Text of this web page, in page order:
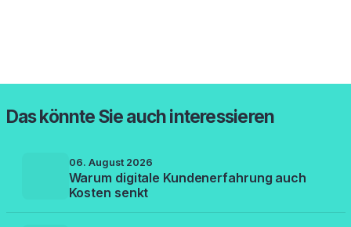
Das könnte Sie auch interessieren
06. August 2026
Warum digitale Kundenerfahrung auch
Kosten senkt